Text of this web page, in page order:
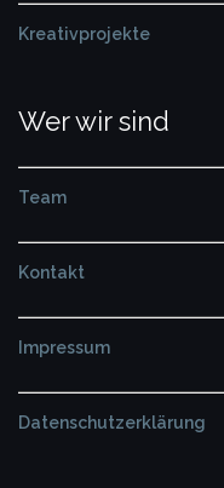
Kreativprojekte
Wer wir sind
Team
Kontakt
Impressum
Datenschutzerklärung